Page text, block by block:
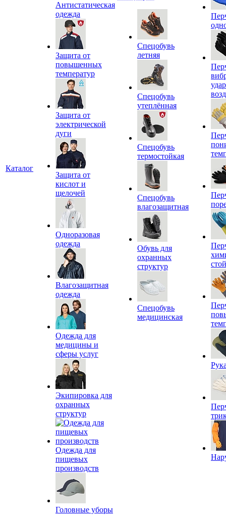
Каталог
Антистатическая
одежда
Защита от
повышенных
температур
Защита от
электрической
дуги
Защита от
кислот и
щелочей
Одноразовая
одежда
Влагозащитная
одежда
Одежда для
медицины и
сферы услуг
Экипировка для
охранных
структур
Одежда для
пищевых
производств
Головные уборы
Спецобувь
летняя
Спецобувь
утеплённая
Спецобувь
термостойкая
Спецобувь
влагозащитная
Обувь для
охранных
структур
Спецобувь
медицинская